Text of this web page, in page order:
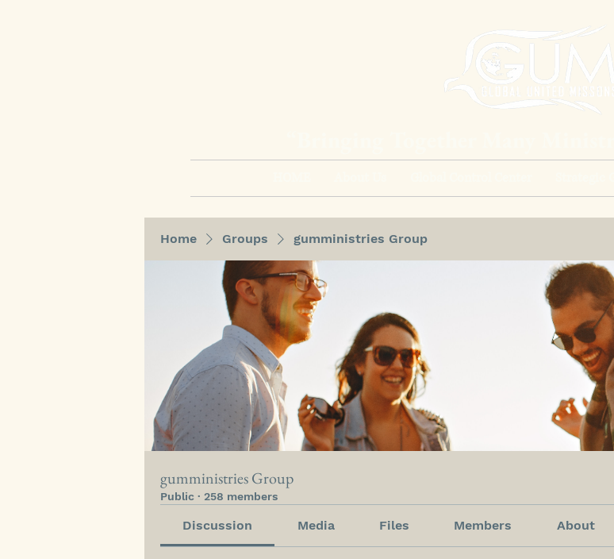
Home Groups gumministries Group
gumministries Group
Public · 258 members
Discussion Media Files Members About